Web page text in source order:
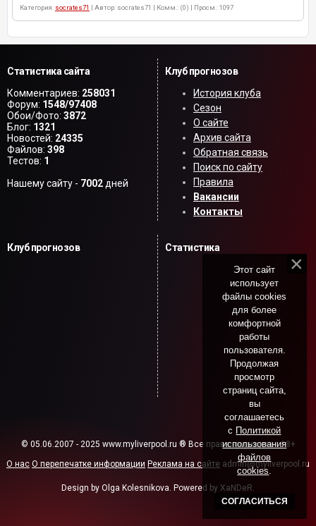
Категория: socrates71 | Автор: socrates71 | Комм.: (0) | Просм.: 1097
Статистика сайта
Комментариев: 258031
Форум: 1548/97408
Обои/Фото: 3872
Блог: 1321
Новостей: 24335
Файлов: 398
Тестов: 1
Нашему сайту - 7002дней
Клуб прогнозов
История клуба
Сезон
О сайте
Архив сайта
Обратная связь
Поиск по сайту
Правила
Вакансии
Контакты
Клуб прогнозов Статистика
© 05.06.2007 - 2025 www.myliverpool.ru ® Все права защищены. 18+
О нас О перепечатке информации Реклама на сайте admin@myliverpool.ru
Design by Olga Kolesnikova. Powered by XaNDeR.
Этот сайт
использует
файлы cookies
для более
комфортной
работы
пользователя.
Продолжая
просмотр
страниц сайта,
вы
соглашаетесь
с Политикой
использования
файлов
cookies
СОГЛАСИТЬСЯ